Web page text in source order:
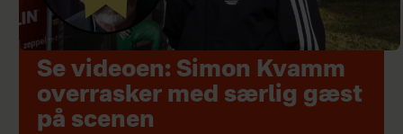
Se videoen: Simon Kvamm
overrasker med særlig gæst
på scenen